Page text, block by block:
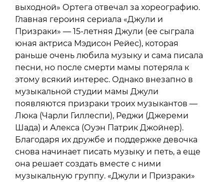
выходной» Ортега отвечал за хореографию.
Главная героиня сериала «Джули и
Призраки» — 15-летняя Джули (ее сыграла
юная актриса Мэдисон Рейес), которая
раньше очень любила музыку и сама писала
песни, но после смерти мамы потеряла к
этому всякий интерес. Однако внезапно в
музыкальной студии мамы Джули
появляются призраки троих музыкантов —
Люка (Чарли Гиллеспи), Реджи (Джереми
Шада) и Алекса (Оуэн Патрик Джойнер).
Благодаря их дружбе и поддержке девочка
снова начинает писать музыку и петь, а еще
она решает создать вместе с ними
музыкальную группу. «Джули и Призраки»